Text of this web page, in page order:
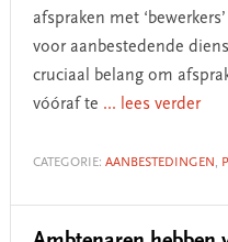
afspraken met
voor aanbestedende
cruciaal belang om
vóóraf te ... lees verder
CATEGORIE: AANBESTEDINGEN ,